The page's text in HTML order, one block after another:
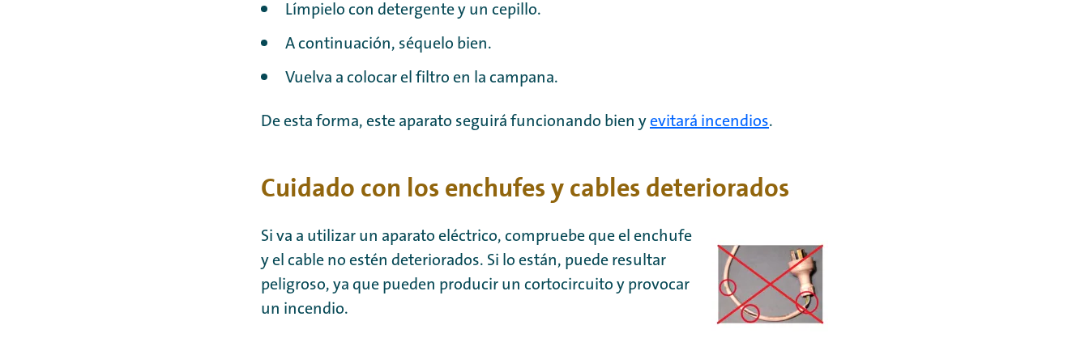
Límpielo con detergente y un cepillo.
A continuación, séquelo bien.
Vuelva a colocar el filtro en la campana.
De esta forma, este aparato seguirá funcionando bien yevitará incendios.
Cuidado con los enchufes y cables deteriorados
Si va a utilizar un aparato eléctrico, compruebe que el enchufe
y el cable no estén deteriorados. Si lo están, puede resultar
peligroso, ya que pueden producir un cortocircuito y provocar
un incendio.